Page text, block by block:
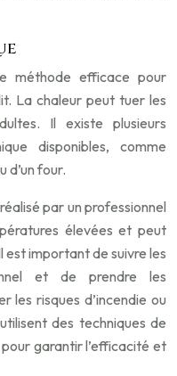
méthode efficace pour
La chaleur peut tuer les
Il existe plusieurs
disponibles, comme
d’un four.
par un professionnel
élevées et peut
important de suivre les
et de prendre les
les risques d’incendie ou
des techniques de
garantir l’efficacité et